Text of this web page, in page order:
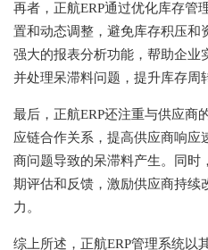
再者，正航ERP通过优化库存管
置和动态调整，避免库存积压和
强大的报表分析功能，帮助企业
并处理呆滞料问题，提升库存周
最后，正航ERP还注重与供应商
应链合作关系，提高供应商响应
商问题导致的呆滞料产生。同时
期评估和反馈，激励供应商持续
力。
综上所述，正航ERP管理系统以